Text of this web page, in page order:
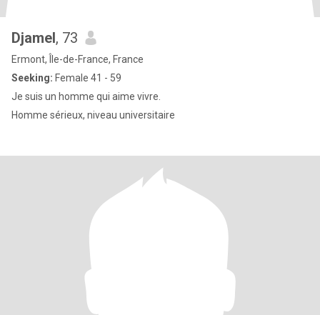
Djamel, 73
Ermont, Île-de-France, France
Seeking: Female 41 - 59
Je suis un homme qui aime vivre.
Homme sérieux, niveau universitaire